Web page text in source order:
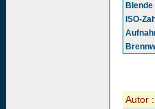
Blende
ISO-
Autor :